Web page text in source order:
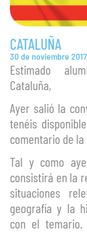
CATALUÑA
30 de noviembre 2017
Estimado
Cataluña,
Ayer salió la
tenéis
comentario de la
Tal y como
consistirá en la
situaciones
geografía y la
con el temario.